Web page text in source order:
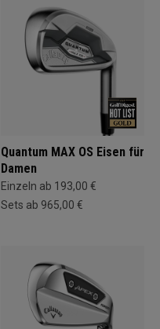
Quantum MAX OS Eisen für
Damen
Einzeln ab 193,00 €
Sets ab 965,00 €